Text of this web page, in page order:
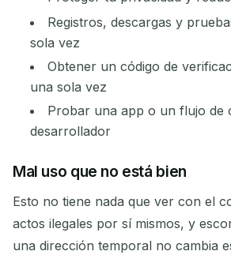
Registros, descargas y
sola vez
Obtener un código de
una sola vez
Probar una app o un flujo de
desarrollador
Mal uso que no está bien
Esto no tiene nada que ver con el
actos ilegales por sí mismos, y
una dirección temporal no cambia